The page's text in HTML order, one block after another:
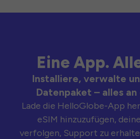
Eine App.
Installiere, verwalte
Datenpaket – alles
Lade die HelloGlobe-App
eSIM hinzuzufügen,
verfolgen, Support zu